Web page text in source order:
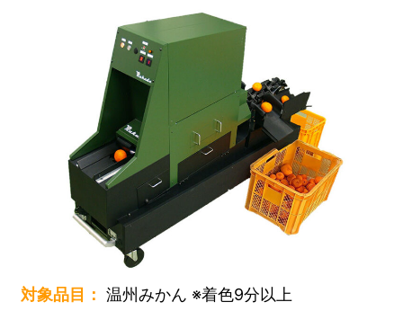
対象品目： 温州みかん ※着色9分以上